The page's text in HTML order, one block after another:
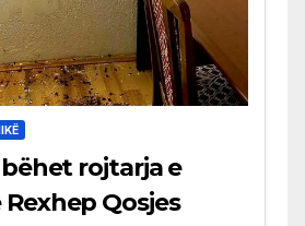
rojtarja e
Qosjes